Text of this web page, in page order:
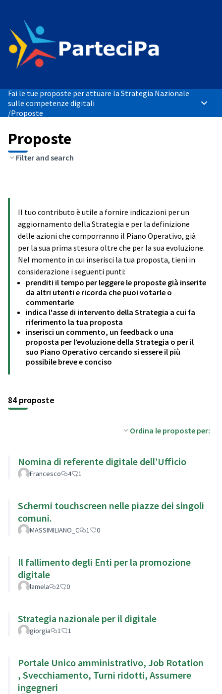
Fai le tue proposte per attuare la Strategia Nazionale
sulle competenze digitali
/Proposte
Proposte
Filter and search
Il tuo contributo è utile a fornire indicazioni per un
aggiornamento della Strategia e per la definizione
delle azioni che comporranno il Piano Operativo, già
per la sua prima stesura oltre che per la sua evoluzione.
Nel momento in cui inserisci la tua proposta, tieni in
considerazione i seguenti punti:
prenditi il tempo per leggere le proposte già inserite
da altri utenti e ricorda che puoi votarle o
commentarle
indica l'asse di intervento della Strategia a cui fa
riferimento la tua proposta
inserisci un commento, un feedback o una
proposta per l’evoluzione della Strategia o per il
suo Piano Operativo cercando si essere il più
possibile breve e conciso
84 proposte
Ordina le proposte per:
Nomina di referente digitale dell’Ufficio
Francesco 4 1
Schermi touchscreen nelle piazze dei singoli
comuni.
MASSIMILIANO_C 1 0
Il fallimento degli Enti per la promozione
digitale
lamela 2 0
Strategia nazionale per il digitale
giorgia 1 1
Portale Unico amministrativo, Job Rotation
, Svecchiamento, Turni ridotti, Assumere
ingegneri